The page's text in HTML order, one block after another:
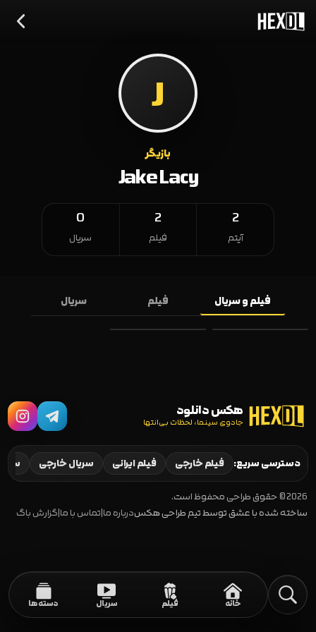
J
بازیگر
Jake Lacy
2
آیتم
2
فیلم
0
سریال
فیلم و سریال فیلم سریال
Strikes Again
Diane
هکس دانلود
جادوی سینما، لحظات بی‌انتها
دسترسی سریع: فیلم خارجی فیلم ایرانی سریال خارجی
2026 © حقوق طراحی محفوظ است.
ساخته شده با عشق توسط تیم طراحی هکسدرباره ما|تماس با ما|گزارش باگ
خانه فیلم سریال دسته‌ها